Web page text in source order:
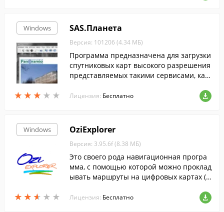
Windows
★ ★ ★ ★ ★
★ ★ ★ ★ ★
SAS.Планета
Версия: 101206 (4.34 МБ)
Программа предназначена для загрузки
спутниковых карт высокого разрешения
представляемых такими сервисами, как
ы, Bing maps, DigitalGlobe и множества.
Лицензия: Бесплатно
Windows
★ ★ ★ ★ ★
★ ★ ★ ★ ★
OziExplorer
Версия: 3.95.6f (8.38 МБ)
Это своего рода навигационная програ
мма, с помощью которой можно проклад
ывать маршруты на цифровых картах (о
Лицензия: Бесплатно